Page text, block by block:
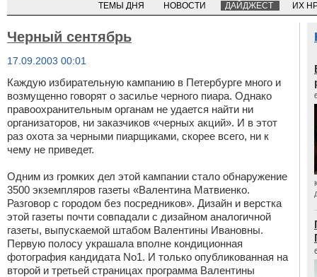
ТЕМЫ ДНЯ НОВОСТИ ДАЙДЖЕСТ ИХ
Черный сентябрь
17.09.2003 00:01
Каждую избирательную кампанию в Петербурге много и
возмущенно говорят о засилье черного пиара. Однако
правоохранительным органам не удается найти ни
организаторов, ни заказчиков «черных акций». И в этот
раз охота за черными пиарщиками, скорее всего, ни к
чему не приведет.
Одним из громких дел этой кампании стало обнаружение
3500 экземпляров газеты «Валентина Матвиенко.
Разговор с городом без посредников». Дизайн и верстка
этой газеты почти совпадали с дизайном аналогичной
газеты, выпускаемой штабом Валентины Ивановны.
Первую полосу украшала вполне кондиционная
фотография кандидата No1. И только опубликованная на
второй и третьей страницах программа Валентины